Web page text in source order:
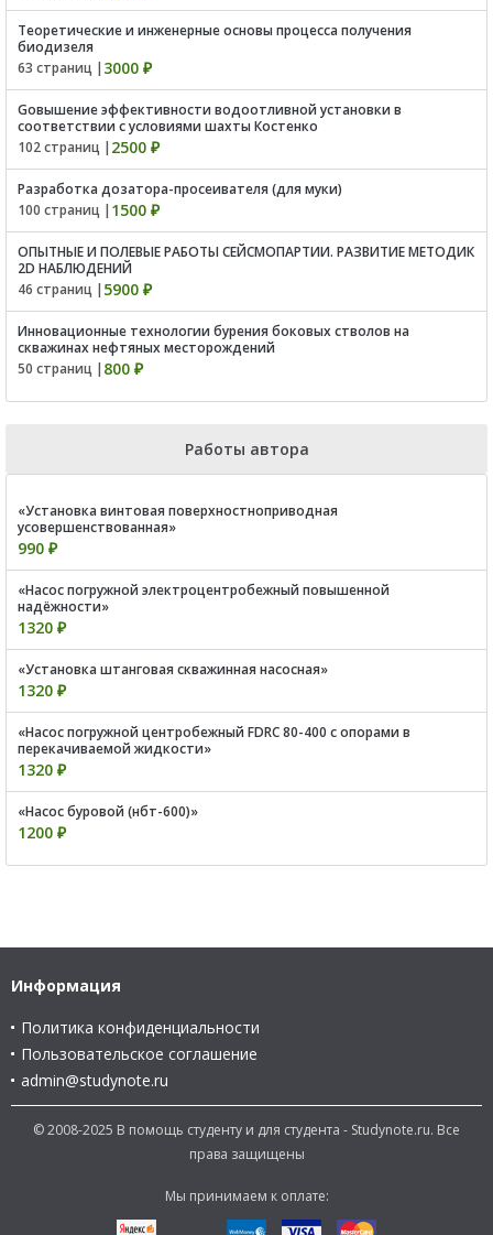
Теоретические и инженерные основы процесса получения
биодизеля
63 страниц | 3000 ₽
Gовышение эффективности водоотливной установки в
соответствии с условиями шахты Костенко
102 страниц | 2500 ₽
Разработка дозатора-просеивателя (для муки)
100 страниц | 1500 ₽
ОПЫТНЫЕ И ПОЛЕВЫЕ РАБОТЫ СЕЙСМОПАРТИИ. РАЗВИТИЕ МЕТОДИК
2D НАБЛЮДЕНИЙ
46 страниц | 5900 ₽
Инновационные технологии бурения боковых стволов на
скважинах нефтяных месторождений
50 страниц | 800 ₽
Работы автора
«Установка винтовая поверхностноприводная
усовершенствованная»
990 ₽
«Насос погружной электроцентробежный повышенной
надёжности»
1320 ₽
«Установка штанговая скважинная насосная»
1320 ₽
«Насос погружной центробежный FDRC 80-400 с опорами в
перекачиваемой жидкости»
1320 ₽
«Насос буровой (нбт-600)»
1200 ₽
Информация
Политика конфиденциальности
Пользовательское соглашение
admin@studynote.ru
© 2008-2025 В помощь студенту и для студента - Studynote.ru. Все
права защищены
Мы принимаем к оплате: